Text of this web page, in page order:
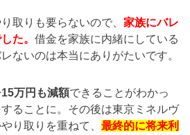
取りも要らないので、 家族にバレ
た。 借金を家族に内緒にしている
ないのは本当にありがたいです。
万円も減額できることがわかっ
ることに。その後は東京ミネルヴ
り取りを重ねて、 最終的に将来利